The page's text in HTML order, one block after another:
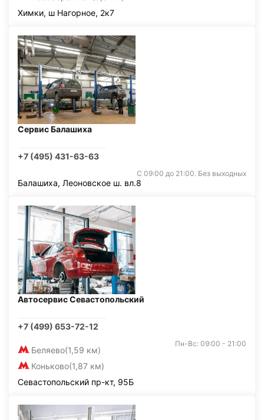
Химки, ш Нагорное, 2к7
Сервис Балашиха
+7 (495) 431-63-63
С 09:00 до 21:00. Без выходных
Балашиха, Леоновское ш. вл.8
Автосервис Севастопольский
+7 (499) 653-72-12
Беляево(1,59 км)
Коньково(1,87 км)
Пн-Вс: 09:00 - 21:00
Севастопольский пр-кт, 95Б